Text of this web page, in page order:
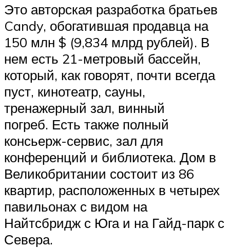
Это авторская разработка братьев
Candy, обогатившая продавца на
150 млн $ (9,834 млрд рублей). В
нем есть 21-метровый бассейн,
который, как говорят, почти всегда
пуст, кинотеатр, сауны,
тренажерный зал, винный
погреб. Есть также полный
консьерж-сервис, зал для
конференций и библиотека. Дом в
Великобритании состоит из 86
квартир, расположенных в четырех
павильонах с видом на
Найтсбридж с Юга и на Гайд-парк с
Севера.